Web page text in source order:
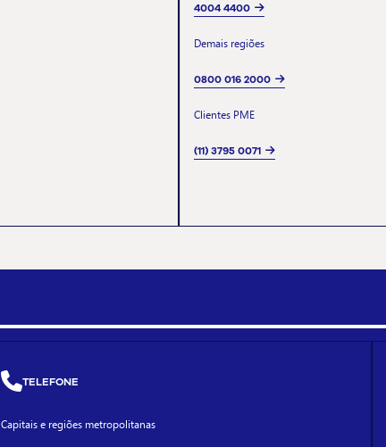
4004 4400
Demais regiões
0800 016 2000
Clientes PME
(11) 3795 0071
TELEFONE
Capitais e regiões metropolitanas